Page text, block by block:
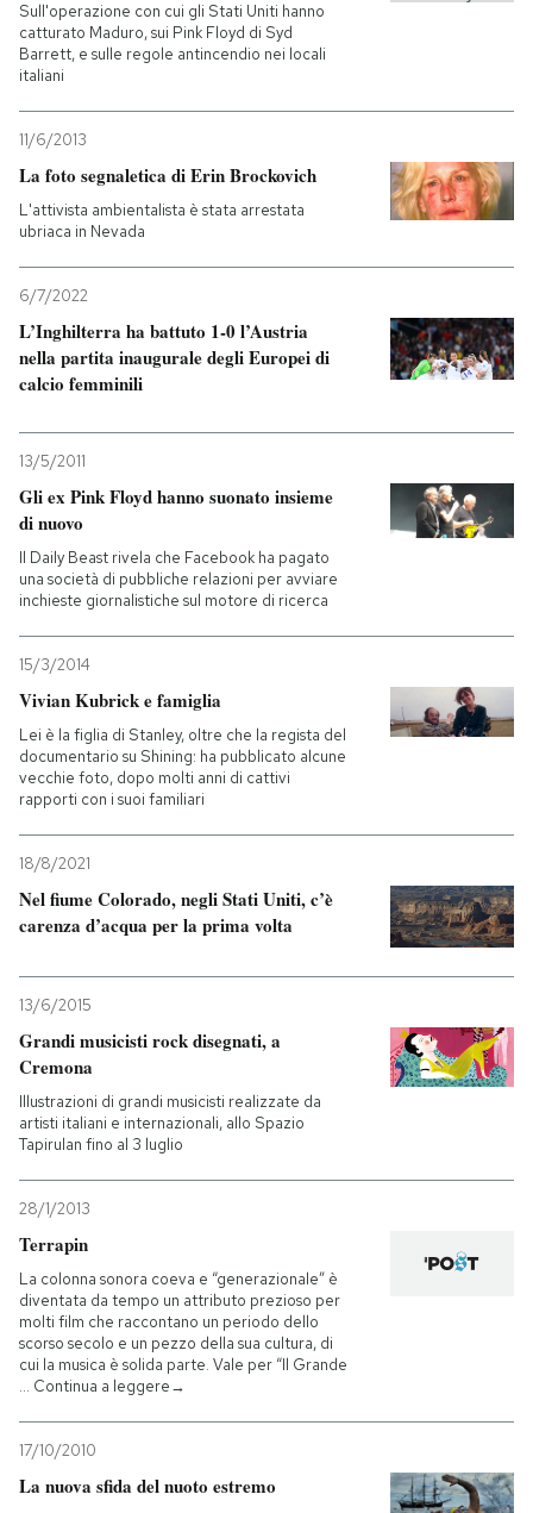
Sull'operazione con cui gli Stati Uniti hanno
catturato Maduro, sui Pink Floyd di Syd
Barrett, e sulle regole antincendio nei locali
italiani
11/6/2013
La foto segnaletica di Erin Brockovich
L'attivista ambientalista è stata arrestata
ubriaca in Nevada
6/7/2022
L’Inghilterra ha battuto 1-0 l’Austria
nella partita inaugurale degli Europei di
calcio femminili
13/5/2011
Gli ex Pink Floyd hanno suonato insieme
di nuovo
Il Daily Beast rivela che Facebook ha pagato
una società di pubbliche relazioni per avviare
inchieste giornalistiche sul motore di ricerca
15/3/2014
Vivian Kubrick e famiglia
Lei è la figlia di Stanley, oltre che la regista del
documentario su Shining: ha pubblicato alcune
vecchie foto, dopo molti anni di cattivi
rapporti con i suoi familiari
18/8/2021
Nel fiume Colorado, negli Stati Uniti, c’è
carenza d’acqua per la prima volta
13/6/2015
Grandi musicisti rock disegnati, a
Cremona
Illustrazioni di grandi musicisti realizzate da
artisti italiani e internazionali, allo Spazio
Tapirulan fino al 3 luglio
28/1/2013
Terrapin
La colonna sonora coeva e “generazionale” è
diventata da tempo un attributo prezioso per
molti film che raccontano un periodo dello
scorso secolo e un pezzo della sua cultura, di
cui la musica è solida parte. Vale per “Il Grande
… Continua a leggere→
17/10/2010
La nuova sfida del nuoto estremo